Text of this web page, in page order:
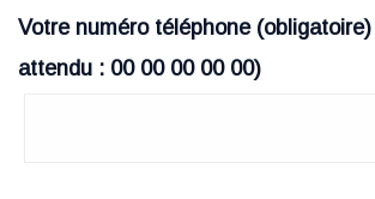
Votre numéro téléphone
attendu : 00 00 00 00 00)